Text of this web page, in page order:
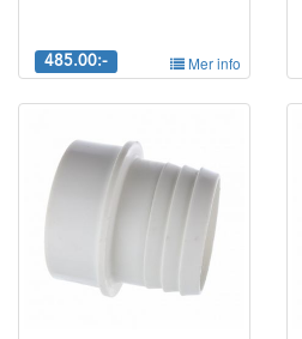
485.00:- Mer info